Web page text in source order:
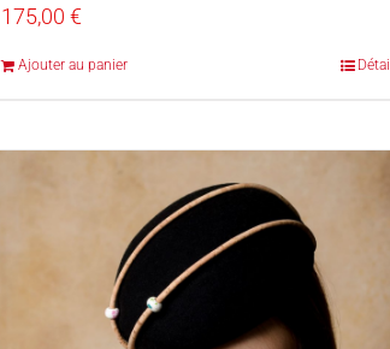
175,00€
Ajouter au panier